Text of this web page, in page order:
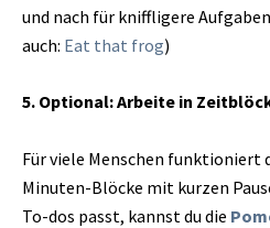
und nach für kniffligere
auch: Eat that frog)
5. Optional: Arbeite in
Für viele Menschen funktioniert
Minuten-Blöcke mit kurzen
To-dos passt, kannst du die